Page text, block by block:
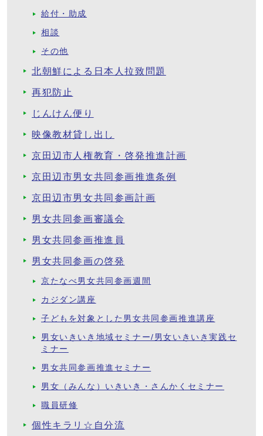
給付・助成
相談
その他
北朝鮮による日本人拉致問題
再犯防止
じんけん便り
映像教材貸し出し
京田辺市人権教育・啓発推進計画
京田辺市男女共同参画推進条例
京田辺市男女共同参画計画
男女共同参画審議会
男女共同参画推進員
男女共同参画の啓発
京たなべ男女共同参画週間
カジダン講座
子どもを対象とした男女共同参画推進講座
男女いきいき地域セミナー/男女いきいき実践セ
ミナー
男女共同参画推進セミナー
男女（みんな）いきいき・さんかくセミナー
職員研修
個性キラリ☆自分流